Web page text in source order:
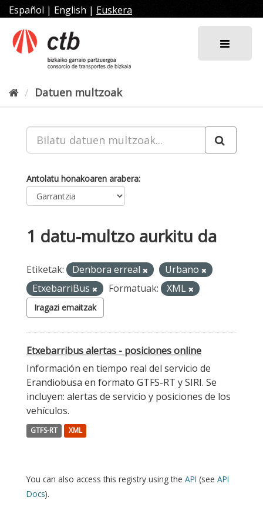
Joan
edukira
Español | English | Euskera
Datuen multzoak
Antolatu honakoaren arabera
1 datu-multzo aurkitu da
Etiketak: Denbora erreal
Urbano
EtxebarriBus
Formatuak: XML
Iragazi emaitzak
Etxebarribus alertas - posiciones online
Información en tiempo real del servicio de
Erandiobusa en formato GTFS-RT y SIRI. Se
incluyen: alertas de servicio y posiciones de los
vehículos.
GTFS-RT XML
You can also access this registry using the API (see API
Docs).